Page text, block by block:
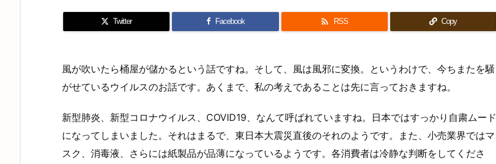
Twitter Facebook  RSS Copy
風が吹いたら桶屋が儲かるという話ですね。そして、風は風邪に変換。というわけで、今ちまたを騒
がせているウイルスのお話です。あくまで、私の考えであることは先に言っておきますね。
新型肺炎、新型コロナウイルス、COVID19、なんて呼ばれていますね。日本ではすっかり自粛ムード
になってしまいました。それはまるで、東日本大震災直後のそれのようです。また、小売業界ではマ
スク、消毒液、さらには紙製品が品薄になっているようです。各消費者は冷静な判断をしてくださ